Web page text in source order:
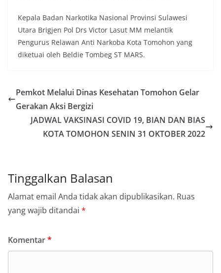
Kepala Badan Narkotika Nasional Provinsi Sulawesi
Utara Brigjen Pol Drs Victor Lasut MM melantik
Pengurus Relawan Anti Narkoba Kota Tomohon yang
diketuai oleh Beldie Tombeg ST MARS.
Pemkot Melalui Dinas Kesehatan Tomohon Gelar
Gerakan Aksi Bergizi
JADWAL VAKSINASI COVID 19, BIAN DAN BIAS
KOTA TOMOHON SENIN 31 OKTOBER 2022
Tinggalkan Balasan
Alamat email Anda tidak akan dipublikasikan. Ruas
yang wajib ditandai *
Komentar*